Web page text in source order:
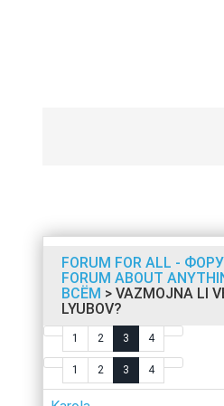
FORUM FOR ALL -
FORUM ABOUT
ВСЁМ > VAZMOJNA LI
LYUBOV?
1 2 3 4
1 2 3 4